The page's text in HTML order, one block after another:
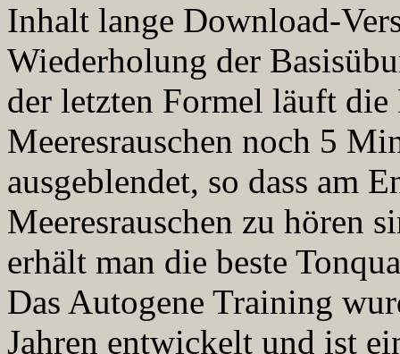
Inhalt lange Download-
Wiederholung der
der letzten Formel läuft
Meeresrauschen noch 5
ausgeblendet, so dass am
Meeresrauschen zu hören
erhält man die beste
Das Autogene Training
Jahren entwickelt und ist